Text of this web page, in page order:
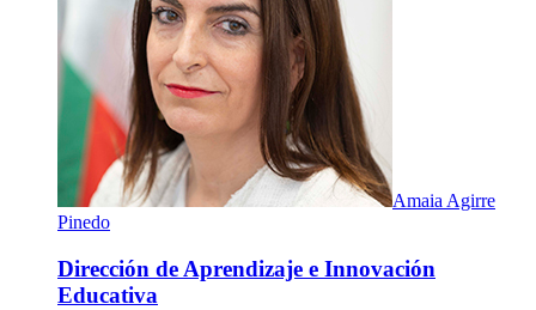
Amaia Agirre
Pinedo
Dirección de Aprendizaje e Innovación
Educativa